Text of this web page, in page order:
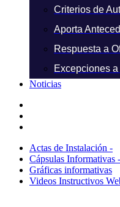
Criterios de
Aporta
Respuesta a
Excepciones
Noticias
Actas de Instalación -
Cápsulas Informativas -
Gráficas informativas
Videos Instructivos